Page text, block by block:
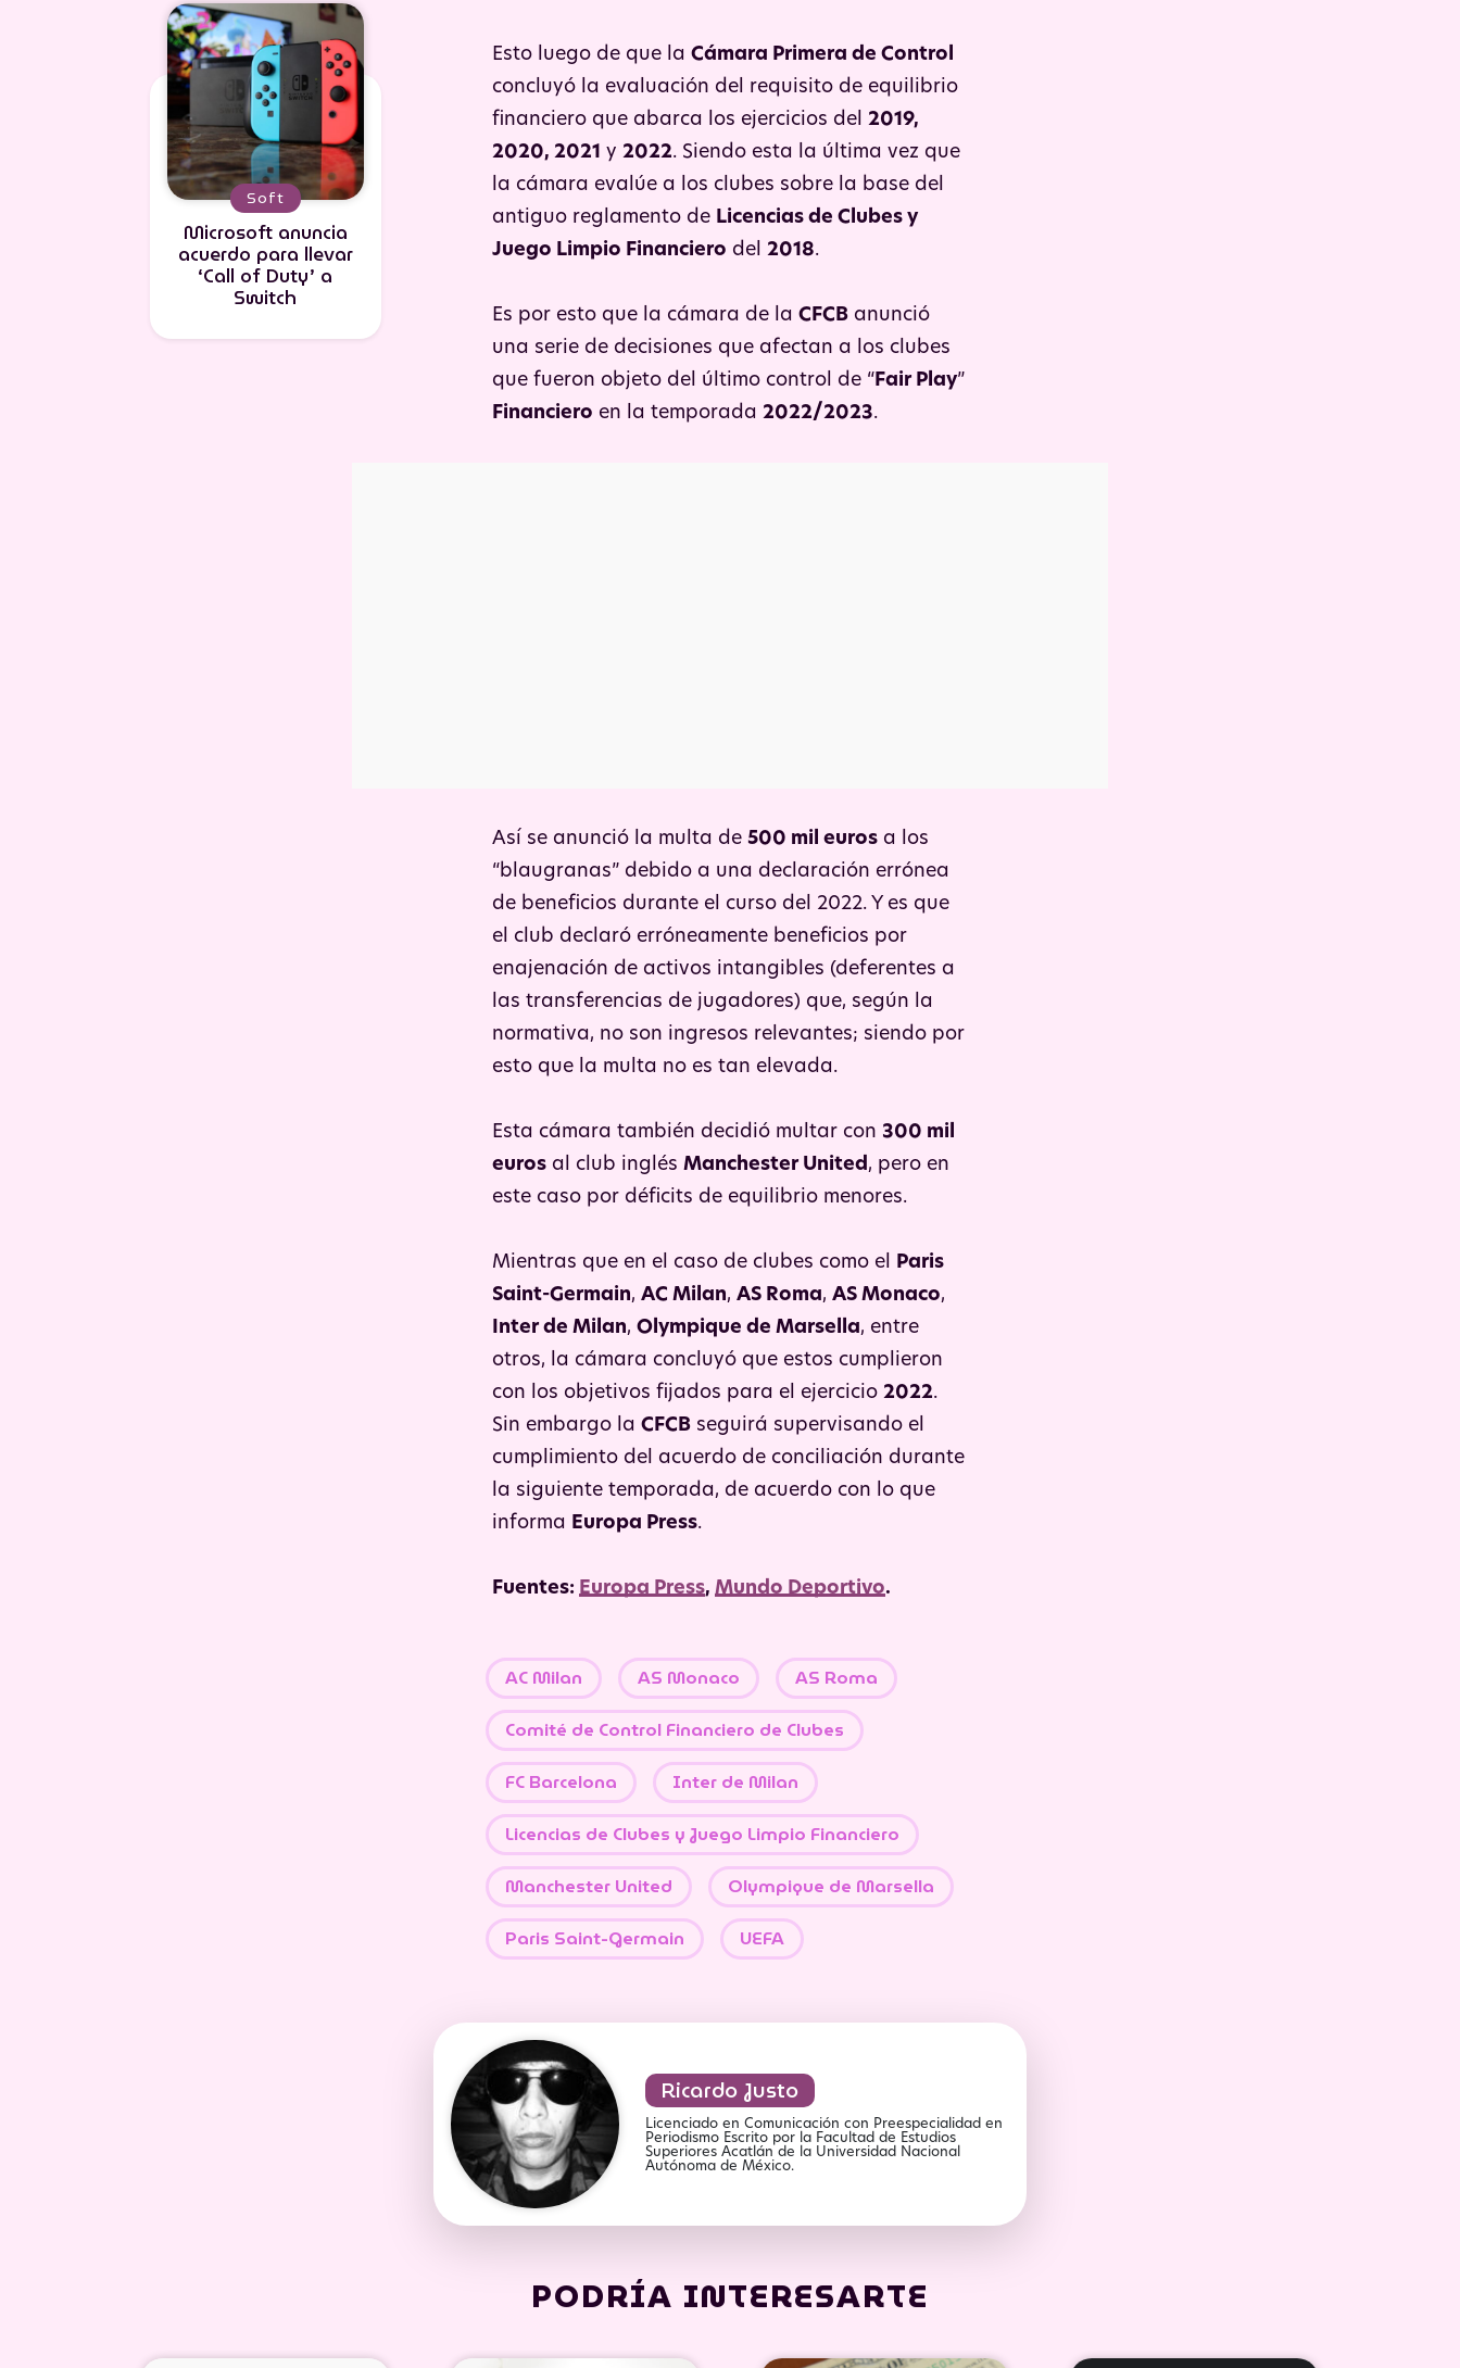
Soft
Microsoft anuncia
acuerdo para llevar
‘Call of Duty’ a
Switch
Esto luego de que la Cámara Primera de Control
concluyó la evaluación del requisito de equilibrio
financiero que abarca los ejercicios del 2019,
2020, 2021 y 2022. Siendo esta la última vez que
la cámara evalúe a los clubes sobre la base del
antiguo reglamento de Licencias de Clubes y
Juego Limpio Financiero del 2018.
Es por esto que la cámara de la CFCBanunció
una serie de decisiones que afectan a los clubes
que fueron objeto del último control de “ Fair Play”
Financiero en la temporada 2022/2023.
Así se anunció la multa de 500 mil eurosa los
“blaugranas” debido a una declaración errónea
de beneficios durante el curso del 2022. Y es que
el club declaró erróneamente beneficios por
enajenación de activos intangibles (deferentes a
las transferencias de jugadores) que, según la
normativa, no son ingresos relevantes; siendo por
esto que la multa no es tan elevada.
Esta cámara también decidió multar con 300 mil
eurosal club inglés Manchester United , pero en
este caso por déficits de equilibrio menores.
Mientras que en el caso de clubes como el
Paris
Saint-Germain, AC Milan, AS Roma, AS Monaco,
Inter de Milan, Olympique de Marsella, entre
otros, la cámara concluyó que estos cumplieron
con los objetivos fijados para el ejercicio 2022.
Sin embargo la CFCBseguirá supervisando el
cumplimiento del acuerdo de conciliación durante
la siguiente temporada, de acuerdo con lo que
informa
Europa Press.
Fuentes: Europa Press, Mundo Deportivo.
AC Milan AS Monaco
AS Roma
Comité de Control Financiero de Clubes
FC Barcelona
Inter de Milan
Licencias de Clubes y Juego Limpio Financiero
Manchester United
Olympique de Marsella
Paris Saint-Germain
UEFA
Ricardo Justo
Licenciado en Comunicación con Preespecialidad en
Periodismo Escrito por la Facultad de Estudios
Superiores Acatlán de la Universidad Nacional
Autónoma de México.
PODRÍA INTERESARTE